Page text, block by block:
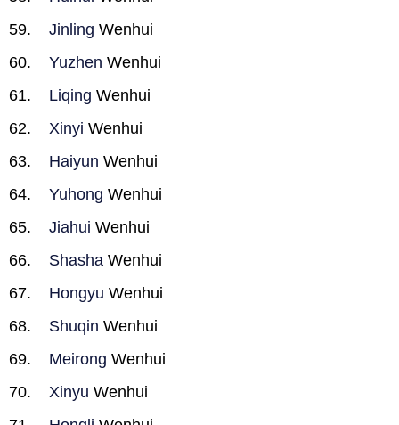
Jinling Wenhui
Yuzhen Wenhui
Liqing Wenhui
Xinyi Wenhui
Haiyun Wenhui
Yuhong Wenhui
Jiahui Wenhui
Shasha Wenhui
Hongyu Wenhui
Shuqin Wenhui
Meirong Wenhui
Xinyu Wenhui